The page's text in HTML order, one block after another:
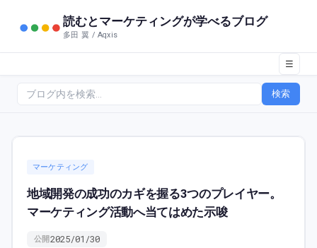
読むとマーケティングが学べるブログ
多田 翼 / Aqxis
☰
検索
マーケティング
地域開発の成功のカギを握る3つのプレイヤー。
マーケティング活動へ当てはめた示唆
公開2025/01/30